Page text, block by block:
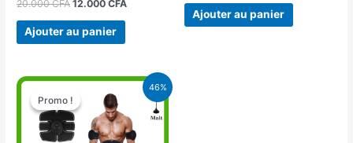
20.000CFA 12.000CFA
Ajouter au panier
Ajouter au panier
46%
Promo !
Promo !
Le
prix
initial
était :
28.000 CFA.
Le
prix
actuel
est :
15.000 CFA.